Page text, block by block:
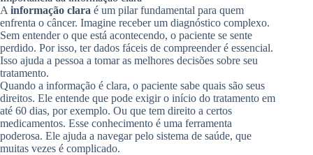
A informação clara é um pilar fundamental para quem
enfrenta o câncer. Imagine receber um diagnóstico complexo.
Sem entender o que está acontecendo, o paciente se sente
perdido. Por isso, ter dados fáceis de compreender é essencial.
Isso ajuda a pessoa a tomar as melhores decisões sobre seu
tratamento.
Quando a informação é clara, o paciente sabe quais são seus
direitos. Ele entende que pode exigir o início do tratamento em
até 60 dias, por exemplo. Ou que tem direito a certos
medicamentos. Esse conhecimento é uma ferramenta
poderosa. Ele ajuda a navegar pelo sistema de saúde, que
muitas vezes é complicado.